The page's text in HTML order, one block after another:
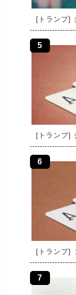
[トランプ]
[トランプ]
[トランプ]